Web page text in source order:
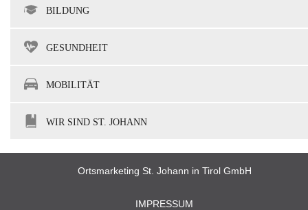
BILDUNG
GESUNDHEIT
MOBILITÄT
WIR SIND ST. JOHANN
Ortsmarketing St. Johann in Tirol GmbH
IMPRESSUM